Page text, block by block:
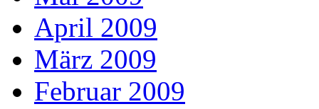
April 2009
März 2009
Februar 2009